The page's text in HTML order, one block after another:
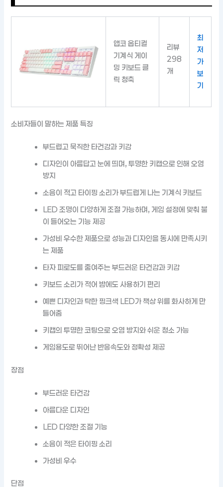
앱코 옵티컬
기계식 게이
밍 키보드 클
릭 청축
리뷰
298
개
최
저
가
보
기
소비자들이 말하는 제품 특징
부드럽고 묵직한 타건감과 키감
디자인이 아름답고 눈에 띄며, 투명한 키캡으로 인해 오염
방지
소음이 적고 타이핑 소리가 부드럽게 나는 기계식 키보드
LED 조명이 다양하게 조절 가능하며, 게임 설정에 맞춰 불
이 들어오는 기능 제공
가성비 우수한 제품으로 성능과 디자인을 동시에 만족시키
는 제품
타자 피로도를 줄여주는 부드러운 타건감과 키감
키보드 소리가 적어 밤에도 사용하기 편리
예쁜 디자인과 탁한 핑크색 LED가 책상 위를 화사하게 만
들어줌
키캡의 투명한 코팅으로 오염 방지와 쉬운 청소 가능
게임용도로 뛰어난 반응속도와 정확성 제공
장점
부드러운 타건감
아름다운 디자인
LED 다양한 조절 기능
소음이 적은 타이핑 소리
가성비 우수
단점